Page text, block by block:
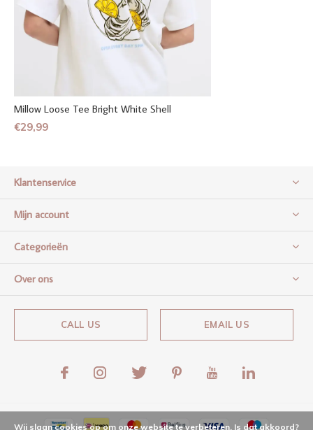
Millow Loose Tee Bright White Shell
€29,99
Klantenservice
Mijn account
Categorieën
Over ons
CALL US EMAIL US
Wij slaan cookies op om onze website te verbeteren. Is dat akkoord?